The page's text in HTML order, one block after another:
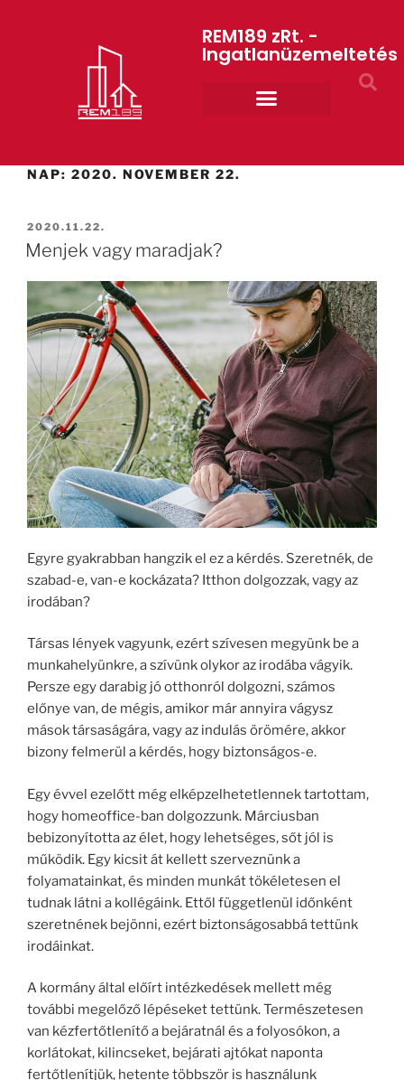
REM189 zRt. -
Ingatlanüzemeltetés
NAP: 2020. NOVEMBER 22.
2020.11.22.
Menjek vagy maradjak?
Egyre gyakrabban hangzik el ez a kérdés. Szeretnék, de
szabad-e, van-e kockázata? Itthon dolgozzak, vagy az
irodában?
Társas lények vagyunk, ezért szívesen megyünk be a
munkahelyünkre, a szívünk olykor az irodába vágyik.
Persze egy darabig jó otthonról dolgozni, számos
előnye van, de mégis, amikor már annyira vágysz
mások társaságára, vagy az indulás örömére, akkor
bizony felmerül a kérdés, hogy biztonságos-e.
Egy évvel ezelőtt még elképzelhetetlennek tartottam,
hogy homeoffice-ban dolgozzunk. Márciusban
bebizonyította az élet, hogy lehetséges, sőt jól is
működik. Egy kicsit át kellett szerveznünk a
folyamatainkat, és minden munkát tökéletesen el
tudnak látni a kollégáink. Ettől függetlenül időnként
szeretnének bejönni, ezért biztonságosabbá tettünk
irodáinkat.
A kormány által előírt intézkedések mellett még
további megelőző lépéseket tettünk. Természetesen
van kézfertőtlenítő a bejáratnál és a folyosókon, a
korlátokat, kilincseket, bejárati ajtókat naponta
fertőtlenítjük, hetente többször is használunk